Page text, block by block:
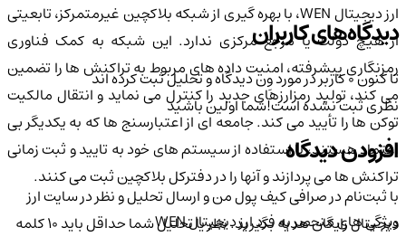
ارز دیجیتال WEN، با بهره گیری از شبکه بلاکچین غیرمتمرکز، تابعیتی
از هیچ دولت یا مرجع مرکزی ندارد. این شبکه به کمک فناوری
رمزنگاری پیشرفته، امنیت داده های مربوط به تراکنش ها را تضمین
می کند، تولید رمزارزهای جدید را کنترل می نماید و انتقال مالکیت
توکن ها را تأیید می کند. جامعه ای از اعتبارسنج ها که به یکدیگر بی
اعتماد هستند، با استفاده از سیستم های خود به تایید و ثبت زمانی
تراکنش ها می پردازند و آنها را در دفترکل بلاکچین ثبت می کنند.
ویژگی های منحصر به فرد ارز دیجیتال WEN
دیدگاه‌های کاربران
تا کنون 0 کاربر در مورد وِندیدگاه و تحلیل ثبت کرده اند
نظری ثبت نشده است!شما اولین باشید
افزودن دیدگاه
با ثبت‌نام در صرافی کیف پول من و ارسال تحلیل و نظر در سایت ارز
دیجیتال رایگان هدیه بگیرید. نظر یا تحلیل شما حداقل باید ۱۰ کلمه